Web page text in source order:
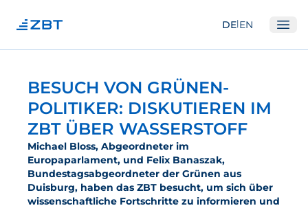
DE|EN
Über Uns
Abteilungen
Ausstattung
Gute Wissenschaftliche Praxis
Open Science und IP
BESUCH VON GRÜNEN-
POLITIKER: DISKUTIEREN IM
ZBT ÜBER WASSERSTOFF
Michael Bloss, Abgeordneter im
Europaparlament, und Felix Banaszak,
Bundestagsabgeordneter der Grünen aus
Duisburg, haben das ZBT besucht, um sich über
wissenschaftliche Fortschritte zu informieren und